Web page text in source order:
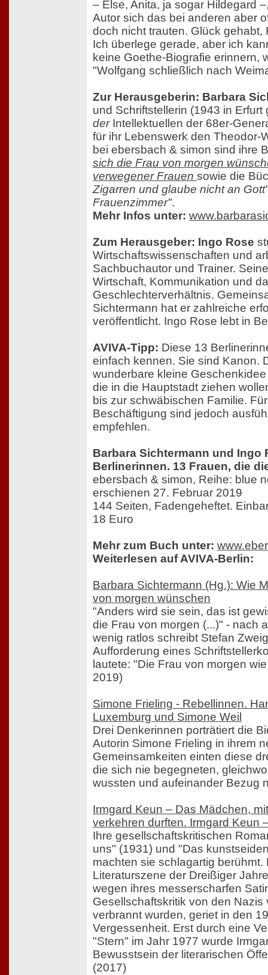
– Else, Anita, ja sogar Hildegard
Autor sich das bei anderen aber
doch nicht trauten. Glück
Ich überlege gerade, aber ich
keine Goethe-Biografie erinnern,
"Wolfgang schließlich nach
Zur Herausgeberin: Barbara
und Schriftstellerin (1943 in Erfurt
derIntellektuellen der 68er-
für ihr Lebenswerk den Theodor-
bei ebersbach & simon sind ihre
sich die Frau von morgen
verwegener Frauen sowie die
Zigarren und glaube nicht an
Frauenzimmer".
Mehr Infos unter:
Zum Herausgeber: Ingo Rose
Wirtschaftswissenschaften und
Sachbuchautor und Trainer.
Wirtschaft, Kommunikation und
Geschlechterverhältnis.
Sichtermann hat er zahlreiche
veröffentlicht. Ingo Rose lebt in
AVIVA-Tipp: Diese 13
einfach kennen. Sie sind Kanon.
wunderbare kleine
die in die Hauptstadt ziehen
bis zur schwäbischen Familie.
Beschäftigung sind jedoch
empfehlen.
Barbara Sichtermann und Ingo
Berlinerinnen. 13 Frauen, die
ebersbach & simon, Reihe: blue
erschienen 27. Februar 2019
144 Seiten, Fadengeheftet.
18 Euro
Mehr zum Buch unter:
Weiterlesen auf AVIVA-Berlin:
Barbara Sichtermann (Hg.): Wie
von morgen wünschen
"Anders wird sie sein, das ist
die Frau von morgen (...)" - nach
wenig ratlos schreibt Stefan
Aufforderung eines
lautete: "Die Frau von morgen
2019)
Simone Frieling - Rebellinnen.
Luxemburg und Simone Weil
Drei Denkerinnen porträtiert die
Autorin Simone Frieling in ihrem
Gemeinsamkeiten einten diese
die sich nie begegneten,
wussten und aufeinander Bezug
Irmgard Keun – Das Mädchen,
verkehren durften. Irmgard Keun
Ihre gesellschaftskritischen
uns" (1931) und "Das
machten sie schlagartig berühmt.
Literaturszene der Dreißiger
wegen ihres messerscharfen
Gesellschaftskritik von den Nazis
verbrannt wurden, geriet in den
Vergessenheit. Erst durch eine
"Stern" im Jahr 1977 wurde
Bewusstsein der literarischen
(2017)